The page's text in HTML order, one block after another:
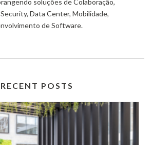
Data Center, Mobilidade,
de Software.
RECENT POSTS